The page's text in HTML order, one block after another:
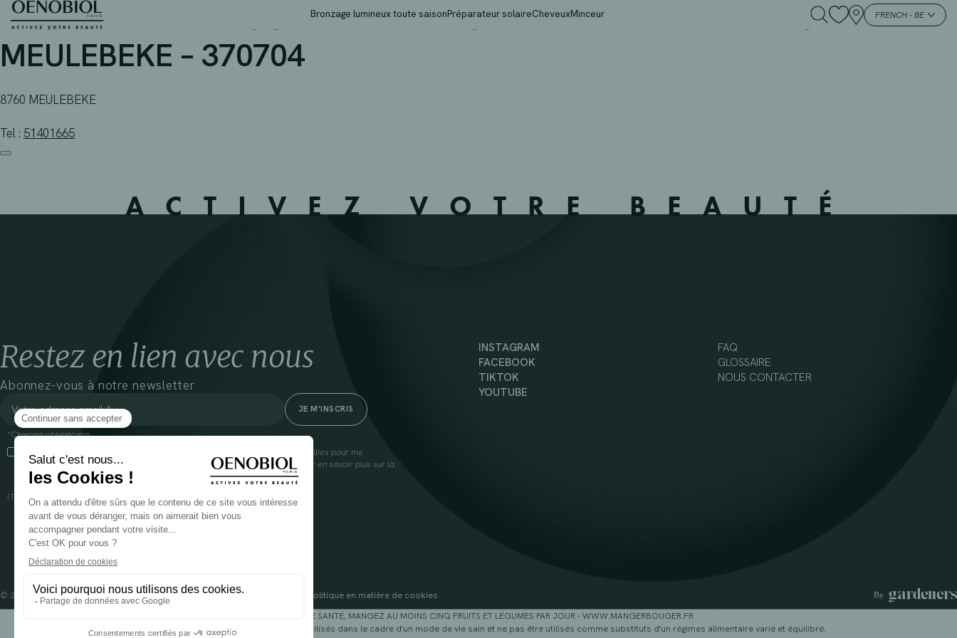
Skip
Bronzage lumineux toute saisonPréparateur solaireCheveuxMinceur FRENCH - BE
APOTHEEK AERNOUT BVBA – MEULEBEKE – 370704 – MEULE –
MEULEBEKE – 370704
8760 MEULEBEKE
Tel : 51401665
ACTIVEZ VOTRE BEAUTÉ
Restez en lien avec nous
Abonnez-vous à notre newsletter
*Champs obligatoires
En cliquant sur cette case, j’accepte que Cooper(1) traite les données recueillies pour me
communiquer des informations commerciales sur ses produits et offres. Pour en savoir plus sur la
gestion de vos données et vos droits, rendez-vousici
(1) Coopération pharmaceutique Française, RCS Melun 399 227 636
INSTAGRAM
FACEBOOK
TIKTOK
YOUTUBE
FAQ
GLOSSAIRE
NOUS CONTACTER
© 2024 OENOBIOL PARISMentions légalesConditions Générales d’Utilisation
Politique en matière de cookies
POUR VOTRE SANTÉ, MANGEZ AU MOINS CINQ FRUITS ET LÉGUMES PAR JOUR - WWW.MANGERBOUGER.FR
Les complément alimentaires doivent être utilisés dans le cadre d'un mode de vie sain et ne pas être utilisés comme substituts d'un régimes alimentaire varié et équilibré.